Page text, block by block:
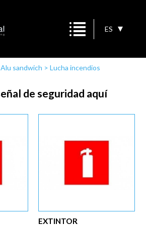
ES
Alu sandwich >Lucha incendios
de seguridad aquí
EXTINTOR